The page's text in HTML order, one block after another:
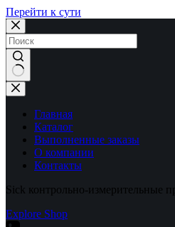
Перейти к сути
Ничего
не
найденоГлавная
Каталог
Выполненные заказы
О компании
Контакты
Sick контрольно-измерительные
Explore Shop